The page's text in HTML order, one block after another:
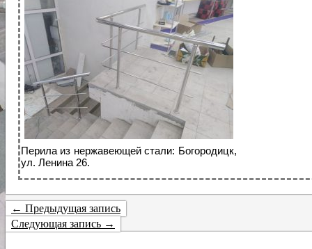
Перила из нержавеющей стали: Богородицк,
ул. Ленина 26.
← Предыдущая запись
Следующая запись →